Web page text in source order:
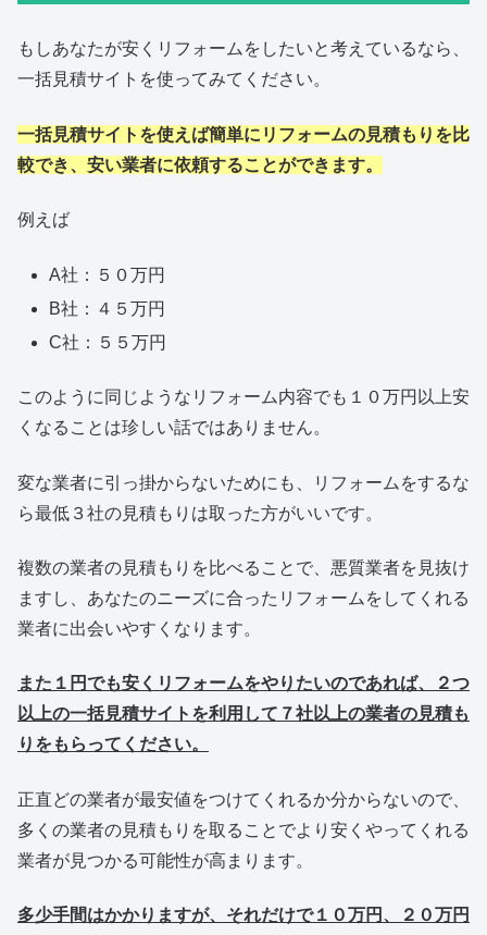
もしあなたが安くリフォームをしたいと考えているなら、
一括見積サイトを使ってみてください。
一括見積サイトを使えば簡単にリフォームの見積もりを比
較でき、安い業者に依頼することができます。
例えば
A社：５０万円
B社：４５万円
C社：５５万円
このように同じようなリフォーム内容でも１０万円以上安
くなることは珍しい話ではありません。
変な業者に引っ掛からないためにも、リフォームをするな
ら最低３社の見積もりは取った方がいいです。
複数の業者の見積もりを比べることで、悪質業者を見抜け
ますし、あなたのニーズに合ったリフォームをしてくれる
業者に出会いやすくなります。
また１円でも安くリフォームをやりたいのであれば、２つ
以上の一括見積サイトを利用して７社以上の業者の見積も
りをもらってください。
正直どの業者が最安値をつけてくれるか分からないので、
多くの業者の見積もりを取ることでより安くやってくれる
業者が見つかる可能性が高まります。
多少手間はかかりますが、それだけで１０万円、２０万円